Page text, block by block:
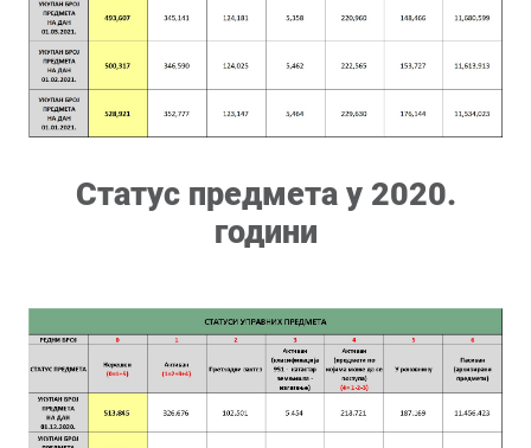
Статус предмета у 2020.
години